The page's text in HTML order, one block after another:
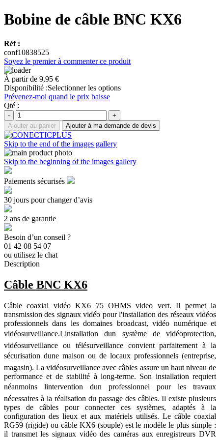
Bobine de câble BNC KX6
Réf :
conf10838525
Soyez le premier à commenter ce produit
À partir de 9,95 €
Disponibilité :Selectionner les options
Prévenez-moi quand le prix baisse
Qté :
-
+
Ajouter au panier
Ajouter à ma demande de devis
Skip to the end of the images gallery
Skip to the beginning of the images gallery
Paiements sécurisés
30 jours pour changer d’avis
2 ans de garantie
Besoin d’un conseil ?
01 42 08 54 07
ou utilisez le chat
Description
Câble BNC KX6
Câble coaxial vidéo KX6 75 OHMS video vert. Il permet la
transmission des signaux vidéo pour l'installation des réseaux vidéos
professionnels dans les domaines broadcast, vidéo numérique et
vidéosurveillance.Linstallation dun système de vidéoprotection,
vidéosurveillance ou télésurveillance convient parfaitement à la
sécurisation dune maison ou de locaux professionnels (entreprise,
magasin). La vidéosurveillance avec câbles assure un haut niveau de
performance et de stabilité à long-terme. Son installation requiert
néanmoins lintervention dun professionnel pour les travaux
nécessaires à la réalisation du passage des câbles. Il existe plusieurs
types de câbles pour connecter ces systèmes, adaptés à la
configuration des lieux et aux matériels utilisés. Le câble coaxial
RG59 (rigide) ou câble KX6 (souple) est le modèle le plus simple :
il transmet les signaux vidéo des caméras aux enregistreurs DVR